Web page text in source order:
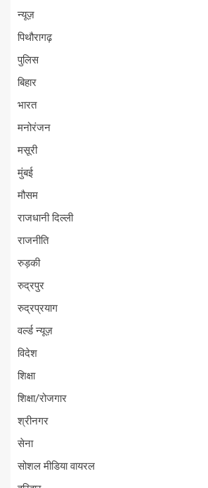
न्यूज़
पिथौरागढ़
पुलिस
बिहार
भारत
मनोरंजन
मसूरी
मुंबई
मौसम
राजधानी दिल्ली
राजनीति
रुड़की
रुद्रपुर
रुद्रप्रयाग
वर्ल्ड न्यूज़
विदेश
शिक्षा
शिक्षा/रोजगार
श्रीनगर
सेना
सोशल मीडिया वायरल